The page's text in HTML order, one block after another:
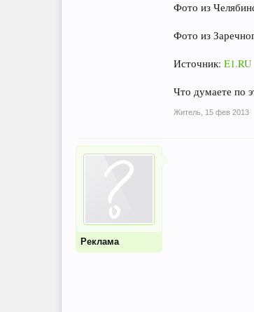
Фото из
Фото из
Источник: E1.RU
Что думаете по
Житель 15 фев 2013
Реклама